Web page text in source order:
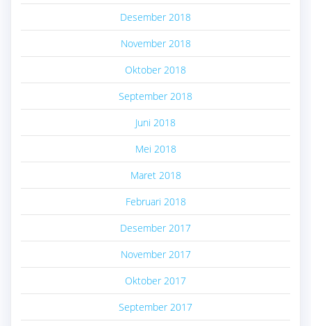
Desember 2018
November 2018
Oktober 2018
September 2018
Juni 2018
Mei 2018
Maret 2018
Februari 2018
Desember 2017
November 2017
Oktober 2017
September 2017